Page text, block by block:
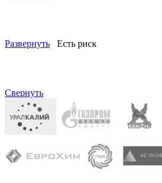
Развернуть Есть риск
Свернуть